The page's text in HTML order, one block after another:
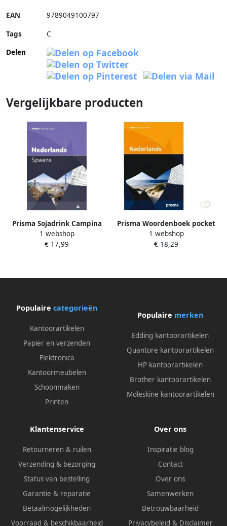
EAN 9789049100797
Tags
C
Delen
Vergelijkbare producten
Prisma Sojadrink Campina
plantaardig pak 1 liter
1 webshop
€ 17,99
Prisma Woordenboek pocket
Spaans-Nederlands
1 webshop
€ 18,29
Populaire categorieën
Kantoorartikelen
Papier en verzenden
Elektronica
Kantoormeubelen
Schoonmaken
Printen
Populaire merken
Edding kantoorartikelen
Quantore kantoorartikelen
HP kantoorartikelen
Brother kantoorartikelen
Moleskine kantoorartikelen
Klantenservice
Retourneren & ruilen
Verzending & bezorging
Status van bestelling
Garantie & reparatie
Betaalmogelijkheden
Voorraad & beschikbaarheid
Over ons
Inspiratie blog
Contact
Over ons
Samenwerken
Betrouwbaarheid
Privacybeleid & Disclaimer